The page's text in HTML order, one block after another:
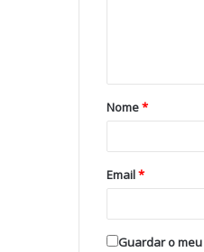
Nome*
Email*
Guardar o